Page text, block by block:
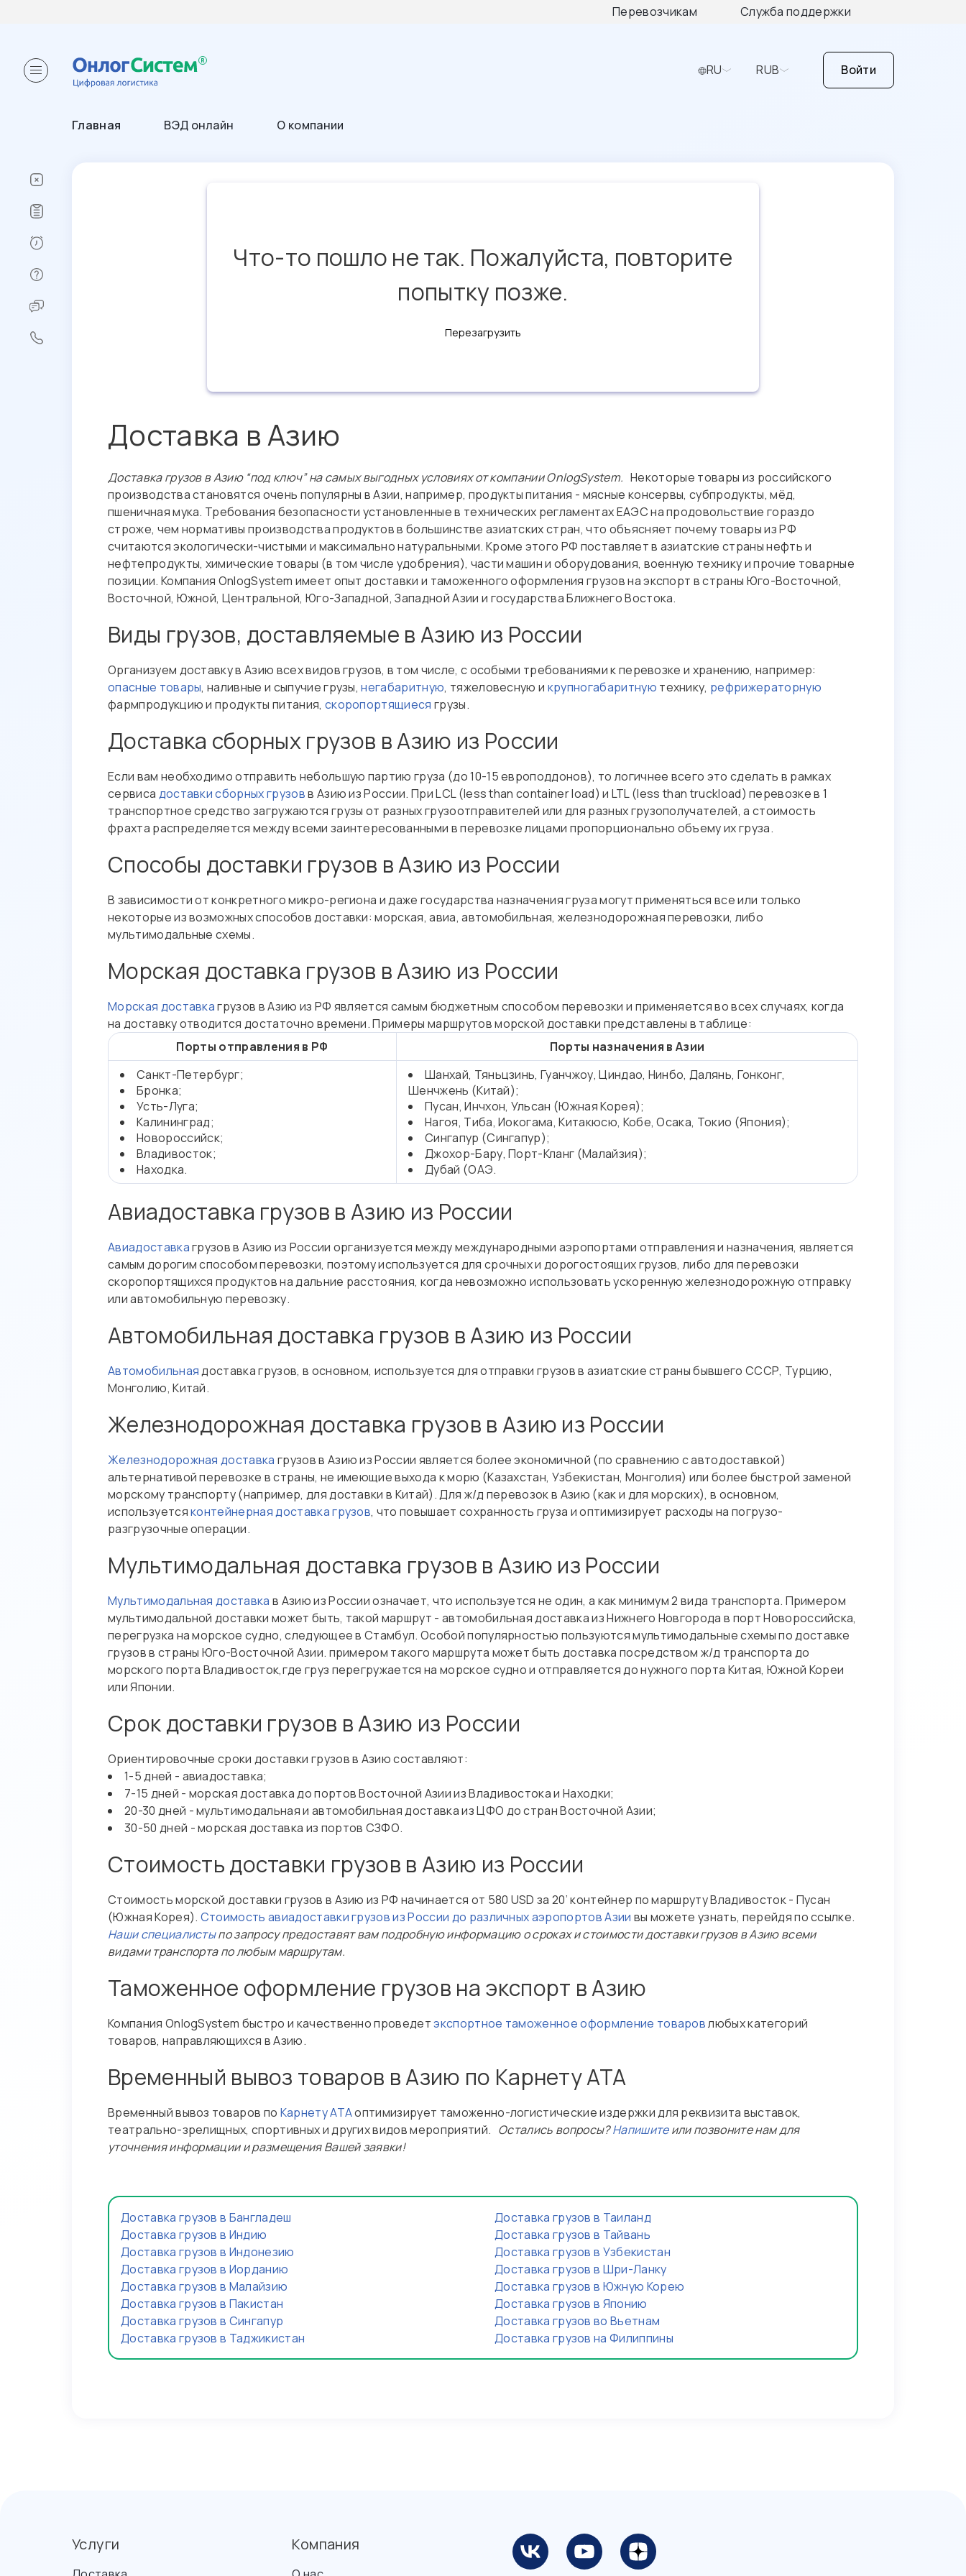
Перевозчикам Служба поддержки
RU RUB Войти
Главная ВЭД онлайн О компании
Что-то пошло не так. Пожалуйста, повторите
попытку позже.
Перезагрузить
Доставка в Азию
Доставка грузов в Азию “под ключ” на самых выгодных условиях от компании OnlogSystem. Некоторые товары из российского
производства становятся очень популярны в Азии, например, продукты питания - мясные консервы, субпродукты, мёд,
пшеничная мука. Требования безопасности установленные в технических регламентах ЕАЭС на продовольствие гораздо
строже, чем нормативы производства продуктов в большинстве азиатских стран, что объясняет почему товары из РФ
считаются экологически-чистыми и максимально натуральными. Кроме этого РФ поставляет в азиатские страны нефть и
нефтепродукты, химические товары (в том числе удобрения), части машин и оборудования, военную технику и прочие товарные
позиции. Компания OnlogSystem имеет опыт доставки и таможенного оформления грузов на экспорт в страны Юго-Восточной,
Восточной, Южной, Центральной, Юго-Западной, Западной Азии и государства Ближнего Востока.
Виды грузов, доставляемые в Азию из России
Организуем доставку в Азию всех видов грузов, в том числе, с особыми требованиями к перевозке и хранению, например:
опасные товары, наливные и сыпучие грузы,негабаритную, тяжеловесную и крупногабаритную технику, рефрижераторную
фармпродукцию и продукты питания, скоропортящиеся грузы.
Доставка сборных грузов в Азию из России
Если вам необходимо отправить небольшую партию груза (до 10-15 европоддонов), то логичнее всего это сделать в рамках
сервиса доставки сборных грузовв Азию из России. При LCL (less than container load) и LTL (less than truckload) перевозке в 1
транспортное средство загружаются грузы от разных грузоотправителей или для разных грузополучателей, а стоимость
фрахта распределяется между всеми заинтересованными в перевозке лицами пропорционально объему их груза.
Способы доставки грузов в Азию из России
В зависимости от конкретного микро-региона и даже государства назначения груза могут применяться все или только
некоторые из возможных способов доставки: морская, авиа, автомобильная, железнодорожная перевозки, либо
мультимодальные схемы.
Морская доставка грузов в Азию из России
Морская доставкагрузов в Азию из РФ является самым бюджетным способом перевозки и применяется во всех случаях, когда
на доставку отводится достаточно времени. Примеры маршрутов морской доставки представлены в таблице:
Порты отправления в РФ
Порты назначения в Азии
Санкт-Петербург;
Бронка;
Усть-Луга;
Калининград;
Новороссийск;
Владивосток;
Находка.
Шанхай, Тяньцзинь, Гуанчжоу, Циндао, Нинбо, Далянь, Гонконг,
Шенчжень (Китай);
Пусан, Инчхон, Ульсан (Южная Корея);
Нагоя, Тиба, Иокогама, Китакюсю, Кобе, Осака, Токио (Япония);
Сингапур (Сингапур);
Джохор-Бару, Порт-Кланг (Малайзия);
Дубай (ОАЭ.
Авиадоставка грузов в Азию из России
Авиадоставкагрузов в Азию из России организуется между международными аэропортами отправления и назначения, является
самым дорогим способом перевозки, поэтому используется для срочных и дорогостоящих грузов, либо для перевозки
скоропортящихся продуктов на дальние расстояния, когда невозможно использовать ускоренную железнодорожную отправку
или автомобильную перевозку.
Автомобильная доставка грузов в Азию из России
Автомобильнаядоставка грузов, в основном, используется для отправки грузов в азиатские страны бывшего СССР, Турцию,
Монголию, Китай.
Железнодорожная доставка грузов в Азию из России
Железнодорожная доставка грузов в Азию из России является более экономичной (по сравнению с автодоставкой)
альтернативой перевозке в страны, не имеющие выхода к морю (Казахстан, Узбекистан, Монголия) или более быстрой заменой
морскому транспорту (например, для доставки в Китай). Для ж/д перевозок в Азию (как и для морских), в основном,
используетсяконтейнерная доставка грузов, что повышает сохранность груза и оптимизирует расходы на погрузо-
разгрузочные операции.
Мультимодальная доставка грузов в Азию из России
Мультимодальная доставка в Азию из России означает, что используется не один, а как минимум 2 вида транспорта. Примером
мультимодальной доставки может быть, такой маршрут - автомобильная доставка из Нижнего Новгорода в порт Новороссийска,
перегрузка на морское судно, следующее в Стамбул. Особой популярностью пользуются мультимодальные схемы по доставке
грузов в страны Юго-Восточной Азии. примером такого маршрута может быть доставка посредством ж/д транспорта до
морского порта Владивосток,где груз перегружается на морское судно и отправляется до нужного порта Китая, Южной Кореи
или Японии.
Срок доставки грузов в Азию из России
Ориентировочные сроки доставки грузов в Азию составляют:
1-5 дней - авиадоставка;
7-15 дней - морская доставка до портов Восточной Азии из Владивостока и Находки;
20-30 дней - мультимодальная и автомобильная доставка из ЦФО до стран Восточной Азии;
30-50 дней - морская доставка из портов СЗФО.
Стоимость доставки грузов в Азию из России
Стоимость морской доставки грузов в Азию из РФ начинается от 580 USD за 20’ контейнер по маршруту Владивосток - Пусан
(Южная Корея). Стоимость авиадоставки грузов из России до различных аэропортов Азии вы можете узнать, перейдя по ссылке.
Наши специалистыпо запросу предоставят вам подробную информацию о сроках и стоимости доставки грузов в Азию всеми
видами транспорта по любым маршрутам.
Таможенное оформление грузов на экспорт в Азию
Компания OnlogSystem быстро и качественно проведетэкспортное таможенное оформление товаровлюбых категорий
товаров, направляющихся в Азию.
Временный вывоз товаров в Азию по Карнету АТА
Временный вывоз товаров по Карнету АТАоптимизирует таможенно-логистические издержки для реквизита выставок,
театрально-зрелищных, спортивных и других видов мероприятий. Остались вопросы?Напишитеили позвоните нам для
уточнения информации и размещения Вашей заявки!
Доставка грузов в Бангладеш
Доставка грузов в Индию
Доставка грузов в Индонезию
Доставка грузов в Иорданию
Доставка грузов в Малайзию
Доставка грузов в Пакистан
Доставка грузов в Сингапур
Доставка грузов в Таджикистан
Доставка грузов в Таиланд
Доставка грузов в Тайвань
Доставка грузов в Узбекистан
Доставка грузов в Шри-Ланку
Доставка грузов в Южную Корею
Доставка грузов в Японию
Доставка грузов во Вьетнам
Доставка грузов на Филиппины
Услуги Компания